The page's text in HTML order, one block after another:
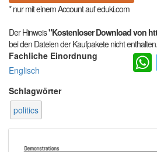
* nur mit einem Account auf eduki.com
Der Hinweis"Kostenloser Download von
bei den Dateien der Kaufpakete nicht enthalten.
Fachliche Einordnung
Englisch
Schlagwörter
politics